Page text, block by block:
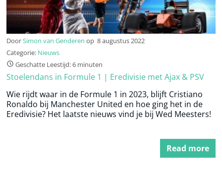
DoorSimon van Genderen op 8 augustus 2022
Categorie: Nieuws
Geschatte Leestijd: 6 minuten
Stoelendans in Formule 1 | Eredivisie met Ajax & PSV
Wie rijdt waar in de Formule 1 in 2023, blijft Cristiano
Ronaldo bij Manchester United en hoe ging het in de
Eredivisie? Het laatste nieuws vind je bij Wed Meesters!
Read more